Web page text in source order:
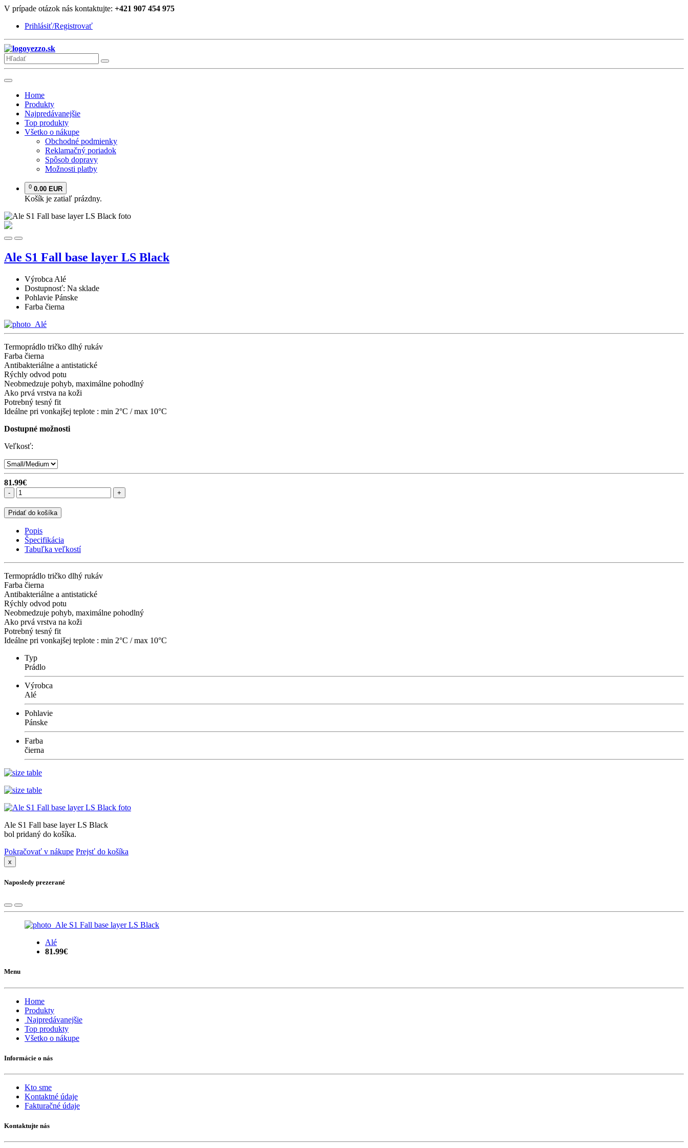
V prípade otázok nás kontaktujte: +421 907 454 975
Prihlásiť/Registrovať
yezzo.sk
Home
Produkty
Najpredávanejšie
Top produkty
Všetko o nákupe
Obchodné podmienky
Reklamačný poriadok
Spôsob dopravy
Možnosti platby
0 0.00 EUR
Košík je zatiaľ prázdny.
Ale S1 Fall base layer LS Black
Výrobca Alé
Dostupnosť: Na sklade
Pohlavie Pánske
Farba čierna
Termoprádlo tričko dlhý rukáv
Farba čierna
Antibakteriálne a antistatické
Rýchly odvod potu
Neobmedzuje pohyb, maximálne pohodlný
Ako prvá vrstva na koži
Potrebný tesný fit
Ideálne pri vonkajšej teplote : min 2°C / max 10°C
Dostupné možnosti
Veľkosť:
81.99€
- +
Pridať do košíka
Popis
Špecifikácia
Tabuľka veľkostí
Termoprádlo tričko dlhý rukáv
Farba čierna
Antibakteriálne a antistatické
Rýchly odvod potu
Neobmedzuje pohyb, maximálne pohodlný
Ako prvá vrstva na koži
Potrebný tesný fit
Ideálne pri vonkajšej teplote : min 2°C / max 10°C
Typ
Prádlo
Výrobca
Alé
Pohlavie
Pánske
Farba
čierna
Ale S1 Fall base layer LS Black
bol pridaný do košíka.
Pokračovať v nákupe Prejsť do košíka
x
Naposledy prezerané
Alé
81.99€
Menu
Home
Produkty
Najpredávanejšie
Top produkty
Všetko o nákupe
Informácie o nás
Kto sme
Kontaktné údaje
Fakturačné údaje
Kontaktujte nás